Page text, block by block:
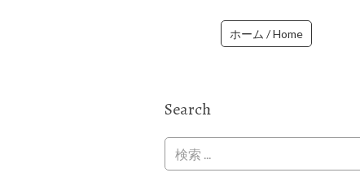
ホーム / Home
Search